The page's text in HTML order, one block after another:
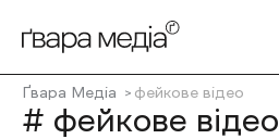
Ґвара Медіа фейкове відео
# фейкове відео